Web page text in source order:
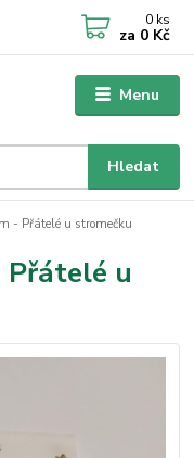
Menu
Hledat
0 ks
za 0 Kč
- Přátelé u stromečku
Přátelé u